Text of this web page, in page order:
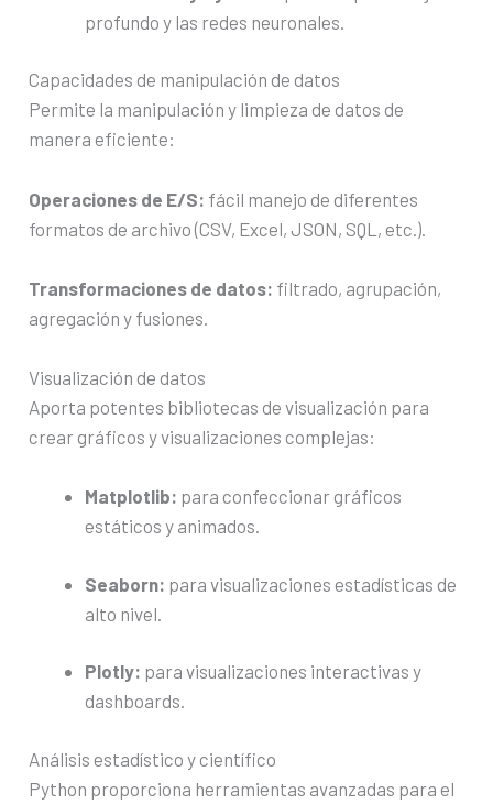
profundo y las redes neuronales.
Capacidades de manipulación de datos
Permite la manipulación y limpieza de datos de
manera eficiente:
Operaciones de E/S: fácil manejo de diferentes
formatos de archivo (CSV, Excel, JSON, SQL, etc.).
Transformaciones de datos: filtrado, agrupación,
agregación y fusiones.
Visualización de datos
Aporta potentes bibliotecas de visualización para
crear gráficos y visualizaciones complejas:
Matplotlib: para confeccionar gráficos
estáticos y animados.
Seaborn: para visualizaciones estadísticas de
alto nivel.
Plotly: para visualizaciones interactivas y
dashboards.
Análisis estadístico y científico
Python proporciona herramientas avanzadas para el